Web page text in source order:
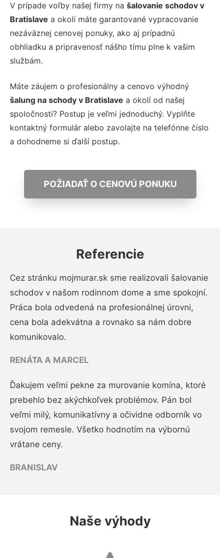
V prípade voľby našej firmy na šalovanie schodov v
Bratislave a okolí máte garantované vypracovanie
nezáväznej cenovej ponuky, ako aj prípadnú
obhliadku a pripravenosť nášho tímu plne k vašim
službám.
Máte záujem o profesionálny a cenovo výhodný
šalung na schody v Bratislave a okolí od našej
spoločnosti? Postup je veľmi jednoduchý. Vyplňte
kontaktný formulár alebo zavolajte na telefónne číslo
a dohodneme si ďalší postup.
POŽIADAŤ O CENOVÚ PONUKU
Referencie
Cez stránku mojmurar.sk sme realizovali šalovanie
schodov v našom rodinnom dome a sme spokojní.
Práca bola odvedená na profesionálnej úrovni,
cena bola adekvátna a rovnako sa nám dobre
komunikovalo.
RENÁTA A MARCEL
Ďakujem veľmi pekne za murovanie komína, ktoré
prebehlo bez akýchkoľvek problémov. Pán bol
veľmi milý, komunikatívny a očividne odborník vo
svojom remesle. Všetko hodnotím na výbornú
vrátane ceny.
BRANISLAV
Naše výhody